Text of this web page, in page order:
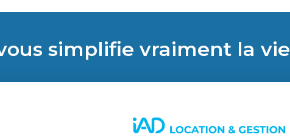
simplifie vraiment la vie